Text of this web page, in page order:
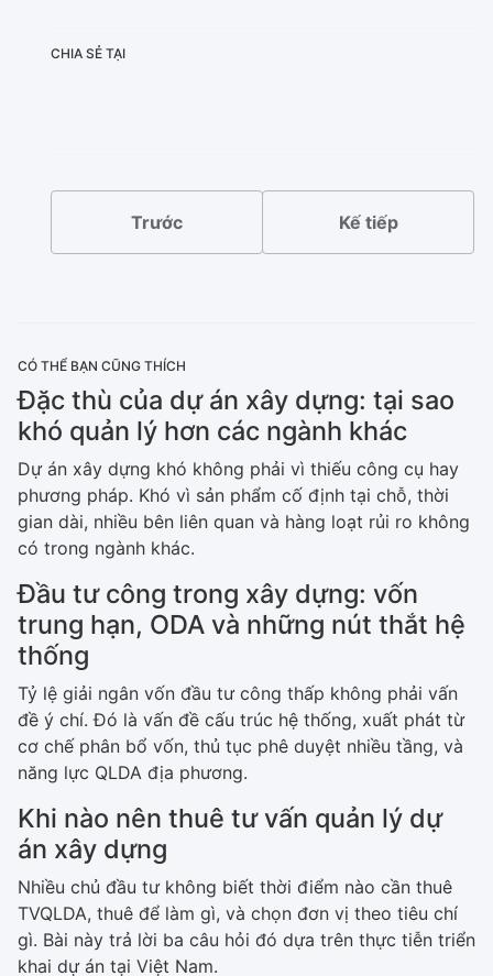
CHIA SẺ TẠI
Trước Kế tiếp
CÓ THỂ BẠN CŨNG THÍCH
Đặc thù của dự án xây dựng: tại sao
khó quản lý hơn các ngành khác
Dự án xây dựng khó không phải vì thiếu công cụ hay
phương pháp. Khó vì sản phẩm cố định tại chỗ, thời
gian dài, nhiều bên liên quan và hàng loạt rủi ro không
có trong ngành khác.
Đầu tư công trong xây dựng: vốn
trung hạn, ODA và những nút thắt hệ
thống
Tỷ lệ giải ngân vốn đầu tư công thấp không phải vấn
đề ý chí. Đó là vấn đề cấu trúc hệ thống, xuất phát từ
cơ chế phân bổ vốn, thủ tục phê duyệt nhiều tầng, và
năng lực QLDA địa phương.
Khi nào nên thuê tư vấn quản lý dự
án xây dựng
Nhiều chủ đầu tư không biết thời điểm nào cần thuê
TVQLDA, thuê để làm gì, và chọn đơn vị theo tiêu chí
gì. Bài này trả lời ba câu hỏi đó dựa trên thực tiễn triển
khai dự án tại Việt Nam.